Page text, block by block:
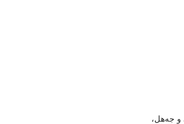
و جەهل،